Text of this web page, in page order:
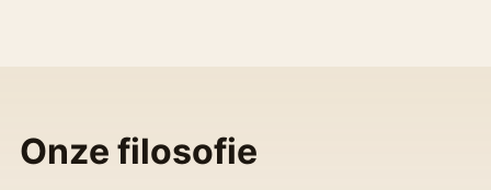
Onze filosofie